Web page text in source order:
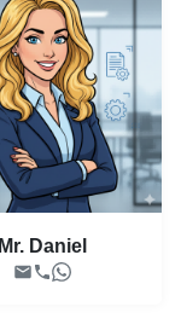
Mr. Daniel